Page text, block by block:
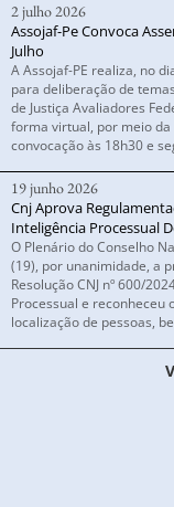
2 julho 2026
Assojaf-Pe Convoca
Julho
A Assojaf-PE realiza, no
para deliberação de
de Justiça Avaliadores
forma virtual, por meio
convocação às 18h30 e
19 junho 2026
Cnj Aprova
Inteligência Processual
O Plenário do Conselho
(19), por unanimidade, a
Resolução CNJ nº 600/
Processual e reconheceu
localização de pessoas,